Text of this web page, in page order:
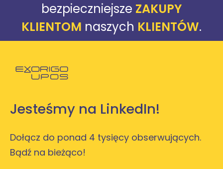
bezpieczniejsze ZAKUPY
KLIENTOM naszych KLIENTÓW.
Jesteśmy na LinkedIn!
Dołącz do ponad 4 tysięcy obserwujących.
Bądź na bieżąco!